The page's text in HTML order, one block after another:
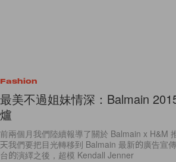
Fashion
最美不過姐妹情深：Balmain
爐
前兩個月我們陸續報導了關於 Balmain x H&M
天我們要把目光轉移到 Balmain 最新的廣告宣
台的演繹之後，超模 Kendall Jenner